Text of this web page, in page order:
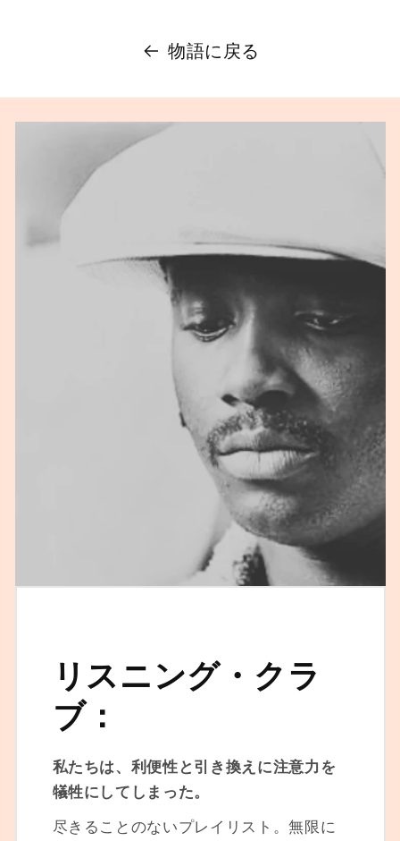
物語に戻る
リスニング・クラ
ブ：
私たちは、利便性と引き換えに注意力を
犠牲にしてしまった。
尽きることのないプレイリスト。無限に